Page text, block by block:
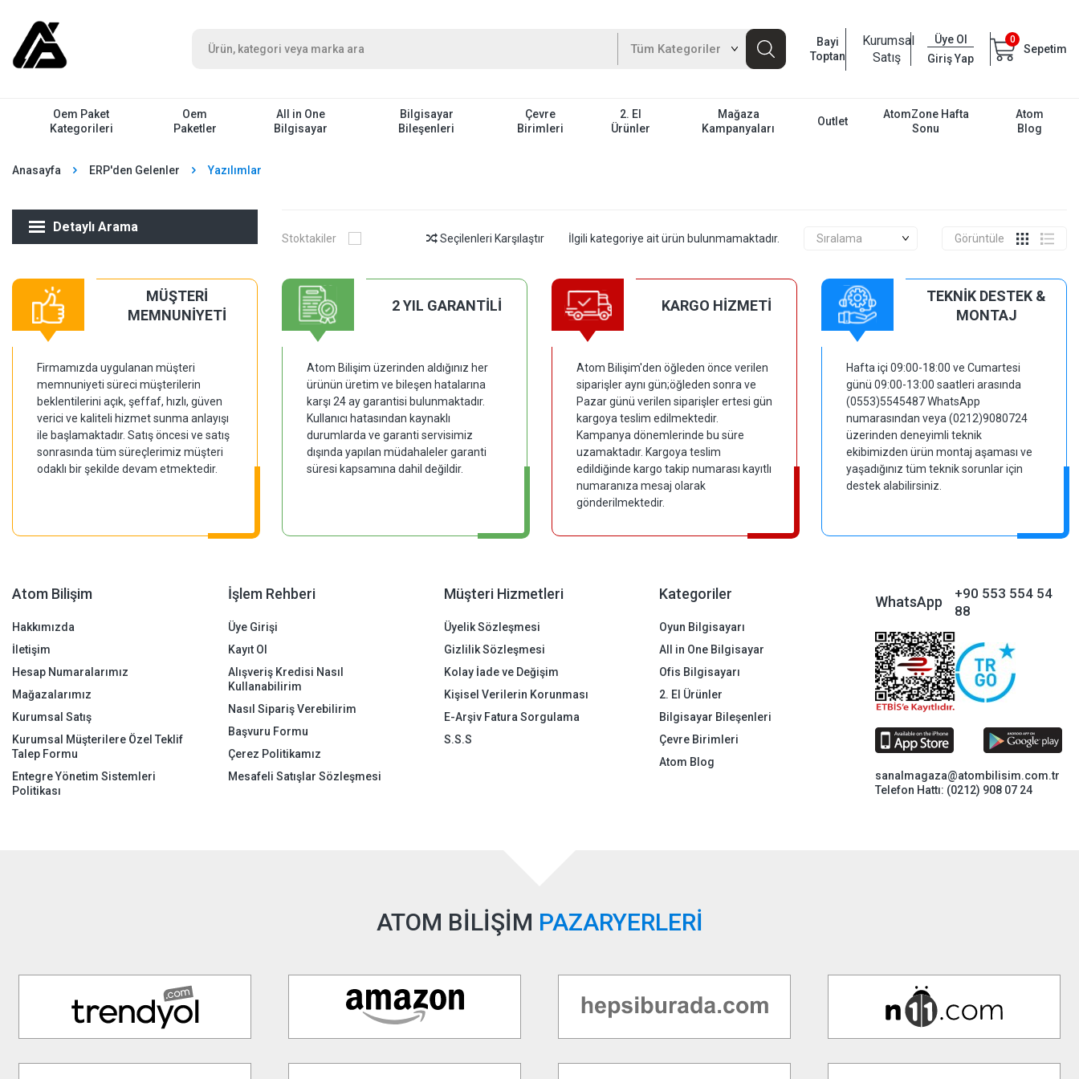
Bayi
Toptan
Kurumsal
Satış
Üye Ol
Giriş Yap
0
Sepetim
Oem Paket
Kategorileri
Oem
Paketler
All in One
Bilgisayar
Bilgisayar
Bileşenleri
Çevre
Birimleri
2. El
Ürünler
Mağaza
Kampanyaları
Outlet
AtomZone Hafta
Sonu
Atom
Blog
Anasayfa ERP'den Gelenler Yazılımlar
Detaylı Arama
Stoktakiler Seçilenleri Karşılaştır İlgili kategoriye ait ürün bulunmamaktadır. Görüntüle
MÜŞTERİ
MEMNUNİYETİ
Firmamızda uygulanan müşteri
memnuniyeti süreci müşterilerin
beklentilerini açık, şeffaf, hızlı, güven
verici ve kaliteli hizmet sunma anlayışı
ile başlamaktadır. Satış öncesi ve satış
sonrasında tüm süreçlerimiz müşteri
odaklı bir şekilde devam etmektedir.
2 YIL GARANTİLİ
Atom Bilişim üzerinden aldığınız her
ürünün üretim ve bileşen hatalarına
karşı 24 ay garantisi bulunmaktadır.
Kullanıcı hatasından kaynaklı
durumlarda ve garanti servisimiz
dışında yapılan müdahaleler garanti
süresi kapsamına dahil değildir.
KARGO HİZMETİ
Atom Bilişim'den öğleden önce verilen
siparişler aynı gün;öğleden sonra ve
Pazar günü verilen siparişler ertesi gün
kargoya teslim edilmektedir.
Kampanya dönemlerinde bu süre
uzamaktadır. Kargoya teslim
edildiğinde kargo takip numarası kayıtlı
numaranıza mesaj olarak
gönderilmektedir.
TEKNİK DESTEK &
MONTAJ
Hafta içi 09:00-18:00 ve Cumartesi
günü 09:00-13:00 saatleri arasında
(0553)5545487 WhatsApp
numarasından veya (0212)9080724
üzerinden deneyimli teknik
ekibimizden ürün montaj aşaması ve
yaşadığınız tüm teknik sorunlar için
destek alabilirsiniz.
Atom Bilişim
Hakkımızda
İletişim
Hesap Numaralarımız
Mağazalarımız
Kurumsal Satış
Kurumsal Müşterilere Özel Teklif
Talep Formu
Entegre Yönetim Sistemleri
Politikası
İşlem Rehberi
Üye Girişi
Kayıt Ol
Alışveriş Kredisi Nasıl
Kullanabilirim
Nasıl Sipariş Verebilirim
Başvuru Formu
Çerez Politikamız
Mesafeli Satışlar Sözleşmesi
Müşteri Hizmetleri
Üyelik Sözleşmesi
Gizlilik Sözleşmesi
Kolay İade ve Değişim
Kişisel Verilerin Korunması
E-Arşiv Fatura Sorgulama
S.S.S
Kategoriler
Oyun Bilgisayarı
All in One Bilgisayar
Ofis Bilgisayarı
2. El Ürünler
Bilgisayar Bileşenleri
Çevre Birimleri
Atom Blog
WhatsApp
+90 553 554 54
88
sanalmagaza@atombilisim.com.tr
Telefon Hattı: (0212) 908 07 24
ATOM BİLİŞİM PAZARYERLERİ